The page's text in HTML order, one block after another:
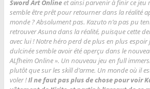
Sword Art Onlineet ainsi parvenir à finir ce jeu
semble être prêt pour retourner dans la réalité
monde ? Absolument pas. Kazuto n’a pas pu
retrouver Asuna dans la réalité, puisque cette
avec lui ! Notre héro perd de plus en plus espoir
dulcinée semble avoir été aperçu dans le
ALfheim Online ». Un nouveau jeu en full
plutôt que sur les skill d’arme. Un monde où il
voler !Il ne faut pas plus de chose pour voir